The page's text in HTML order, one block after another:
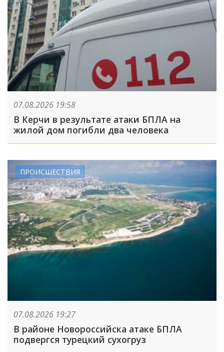
07.08.2026 19:58
В Керчи в результате атаки БПЛА на
жилой дом погибли два человека
ПРОИСШЕСТВИЯ
07.08.2026 19:27
В районе Новороссийска атаке БПЛА
подвергся турецкий сухогруз